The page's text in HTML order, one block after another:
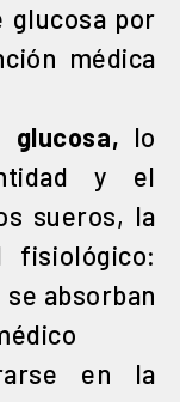
glucosa por
médica
glucosa, lo
y el
sueros, la
fisiológico:
absorban
en la